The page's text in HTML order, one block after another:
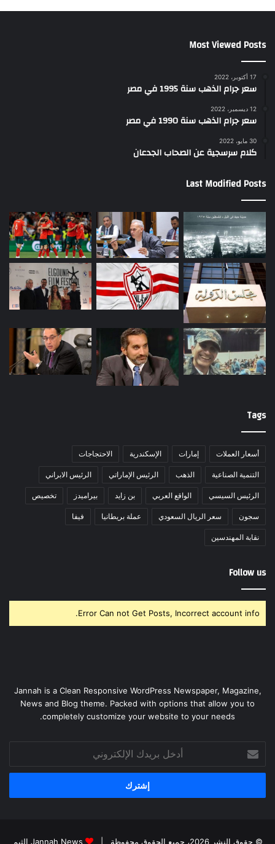
Most Viewed Posts
17 أكتوبر، 2022
سعر جرام الذهب سنة 1995 في مصر
12 ديسمبر، 2022
سعر جرام الذهب سنة 1990 في مصر
30 مايو، 2022
كلام سرسجية عن الصحاب الجدعان
Last Modified Posts
Tags
أسعار العملات إمارات الإسكندرية الاحتجاجات
التنمية الصناعية الذهب الرئيس الإماراتي الرئيس الابراني
الرئيس السيسي الواقع العربي بن زايد بيراميدز تخصيص
سجون سعر الريال السعودي عملة بريطانيا فيفا
نقابة المهندسين
Follow us
Error Can not Get Posts, Incorrect account info.
Jannah is a Clean Responsive WordPress Newspaper, Magazine,
News and Blog theme. Packed with options that allow you to
completely customize your website to your needs.
بريدك
الإلكتروني
© حقوق النشر 2026، جميع الحقوق محفوظة | Jannah News الثيم